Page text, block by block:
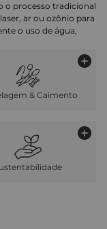
o processo tradicional
ar ou ozônio para
o uso de água,
& Caimento